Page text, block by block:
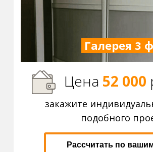
Галерея 3
Рассчитать по
закажите
подобного
Цена 52 000